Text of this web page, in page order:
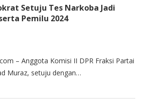
Setuju Tes Narkoba Jadi
Pemilu 2024
– Anggota Komisi II DPR Fraksi Partai
Muraz, setuju dengan…